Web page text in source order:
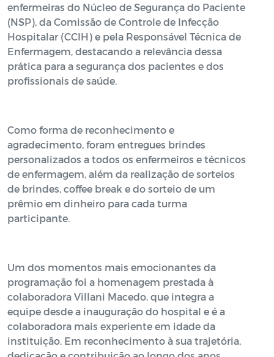
enfermeiras do Núcleo de Segurança do Paciente
(NSP), da Comissão de Controle de Infecção
Hospitalar (CCIH) e pela Responsável Técnica de
Enfermagem, destacando a relevância dessa
prática para a segurança dos pacientes e dos
profissionais de saúde.
Como forma de reconhecimento e
agradecimento, foram entregues brindes
personalizados a todos os enfermeiros e técnicos
de enfermagem, além da realização de sorteios
de brindes, coffee break e do sorteio de um
prêmio em dinheiro para cada turma
participante.
Um dos momentos mais emocionantes da
programação foi a homenagem prestada à
colaboradora Villani Macedo, que integra a
equipe desde a inauguração do hospital e é a
colaboradora mais experiente em idade da
instituição. Em reconhecimento à sua trajetória,